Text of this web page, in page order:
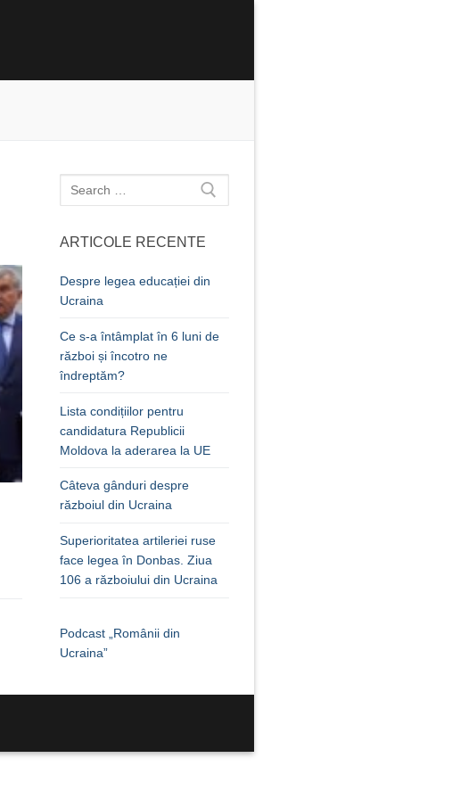
Caută
după:
ARTICOLE RECENTE
Despre legea educației din
Ucraina
Ce s-a întâmplat în 6 luni de
război și încotro ne
îndreptăm?
Lista condițiilor pentru
candidatura Republicii
Moldova la aderarea la UE
Câteva gânduri despre
războiul din Ucraina
Superioritatea artileriei ruse
face legea în Donbas. Ziua
106 a războiului din Ucraina
Podcast „Românii din
Ucraina”